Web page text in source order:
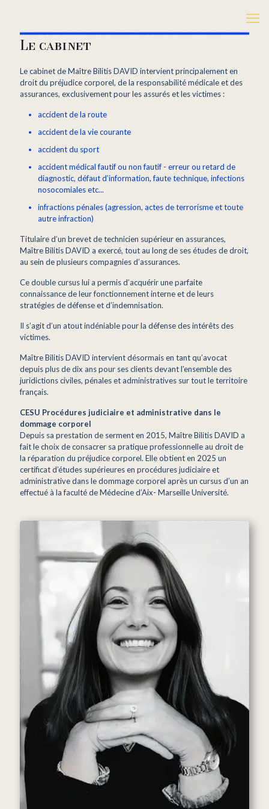
Le cabinet
Le cabinet de Maître Bilitis DAVID intervient principalement en
droit du préjudice corporel, de la responsabilité médicale et des
assurances, exclusivement pour les assurés et les victimes :
accident de la route
accident de la vie courante
accident du sport
accident médical fautif ou non fautif - erreur ou retard de
diagnostic, défaut d’information, faute technique, infections
nosocomiales etc...
infractions pénales (agression, actes de terrorisme et toute
autre infraction)
Titulaire d’un brevet de technicien supérieur en assurances,
Maître Bilitis DAVID a exercé, tout au long de ses études de droit,
au sein de plusieurs compagnies d’assurances.
Ce double cursus lui a permis d’acquérir une parfaite
connaissance de leur fonctionnement interne et de leurs
stratégies de défense et d’indemnisation.
Il s’agit d’un atout indéniable pour la défense des intérêts des
victimes.
Maître Bilitis DAVID intervient désormais en tant qu’avocat
depuis plus de dix ans pour ses clients devant l’ensemble des
juridictions civiles, pénales et administratives sur tout le territoire
français.
CESU Procédures judiciaire et administrative dans le
dommage corporel
Depuis sa prestation de serment en 2015, Maître Bilitis DAVID a
fait le choix de consacrer sa pratique professionnelle au droit de
la réparation du préjudice corporel. Elle obtient en 2025 un
certificat d’études supérieures en procédures judiciaire et
administrative dans le dommage corporel après un cursus d’un an
effectué à la faculté de Médecine d’Aix- Marseille Université.